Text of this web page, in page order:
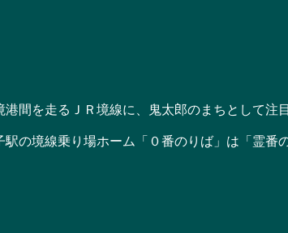
間を走るＪＲ境線に、鬼太郎のまちとして注
の境線乗り場ホーム「０番のりば」は「霊番